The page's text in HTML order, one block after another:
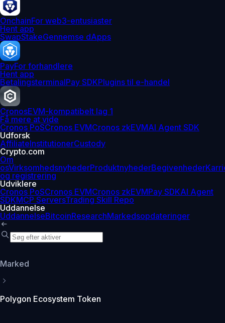
OnchainFor web3-entusiaster
Hent app
SwapStakeGennemse dApps
PayFor forhandlere
Hent app
BetalingsterminalPay SDKPlugins til e-handel
CronosEVM-kompatibelt lag 1
Få mere at vide
Cronos PoSCronos EVMCronos zkEVMAI Agent SDK
Udforsk
AffiliateInstitutionerCustody
Crypto.com
Om
osVirksomhedsnyhederProduktnyhederBegivenheder
og registrering
Udviklere
Cronos PoSCronos EVMCronos zkEVMPay SDKAI Agent
SDKMCP ServersTrading Skill Repo
Uddannelse
UddannelseBitcoinResearchMarkedsopdateringer
Marked
Polygon Ecosystem Token